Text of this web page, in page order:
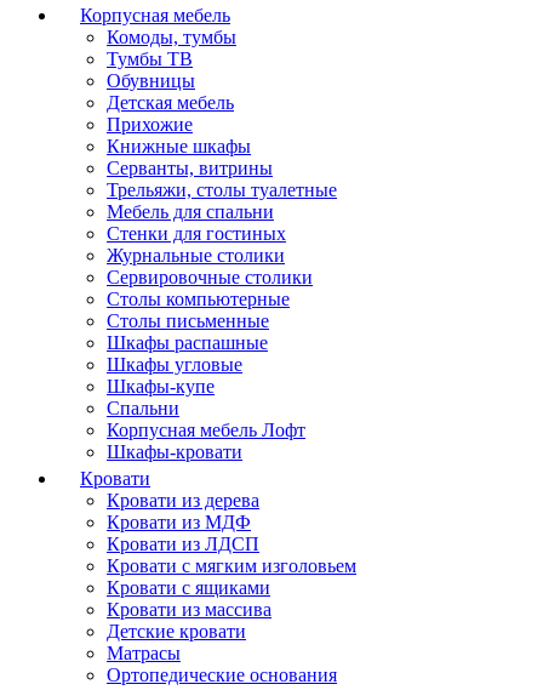
Корпусная мебель
Комоды, тумбы
Тумбы ТВ
Обувницы
Детская мебель
Прихожие
Книжные шкафы
Серванты, витрины
Трельяжи, столы туалетные
Мебель для спальни
Стенки для гостиных
Журнальные столики
Сервировочные столики
Столы компьютерные
Столы письменные
Шкафы распашные
Шкафы угловые
Шкафы-купе
Спальни
Корпусная мебель Лофт
Шкафы-кровати
Кровати
Кровати из дерева
Кровати из МДФ
Кровати из ЛДСП
Кровати с мягким изголовьем
Кровати с ящиками
Кровати из массива
Детские кровати
Матрасы
Ортопедические основания